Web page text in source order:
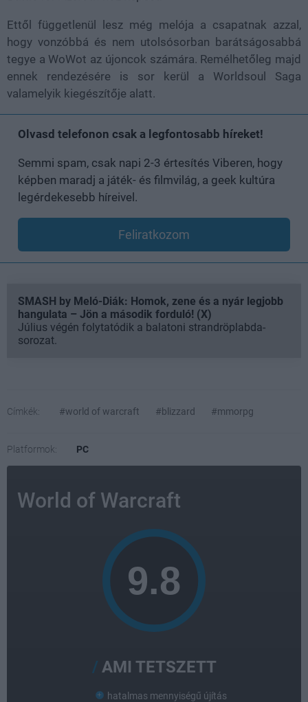
Ettől függetlenül lesz még melója a csapatnak azzal,
hogy vonzóbbá és nem utolsósorban barátságosabbá
tegye a WoWot az újoncok számára. Remélhetőleg majd
ennek rendezésére is sor kerül a Worldsoul Saga
valamelyik kiegészítője alatt.
Olvasd telefonon csak a legfontosabb híreket!
Semmi spam, csak napi 2-3 értesítés Viberen, hogy
képben maradj a játék- és filmvilág, a geek kultúra
legérdekesebb híreivel.
Feliratkozom
SMASH by Meló-Diák: Homok, zene és a nyár legjobb
hangulata – Jön a második forduló! (X)
Július végén folytatódik a balatoni strandröplabda-
sorozat.
Címkék: #world of warcraft #blizzard #mmorpg
Platformok: PC
World of Warcraft
AMI TETSZETT
hatalmas mennyiségű újítás